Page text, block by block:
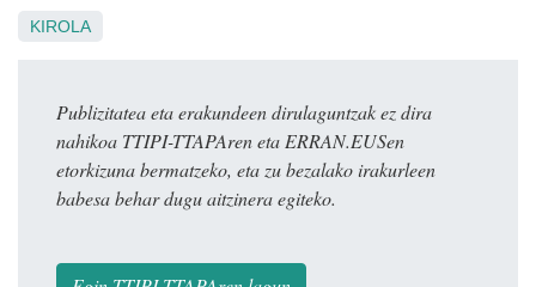
KIROLA
Publizitatea eta erakundeen dirulaguntzak ez dira
nahikoa TTIPI-TTAPAren eta ERRAN.EUSen
etorkizuna bermatzeko, eta zu bezalako irakurleen
babesa behar dugu aitzinera egiteko.